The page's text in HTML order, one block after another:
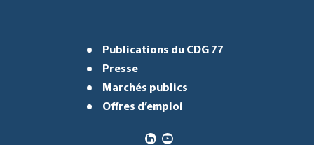
Publications du CDG 77
Presse
Marchés publics
Offres d’emploi